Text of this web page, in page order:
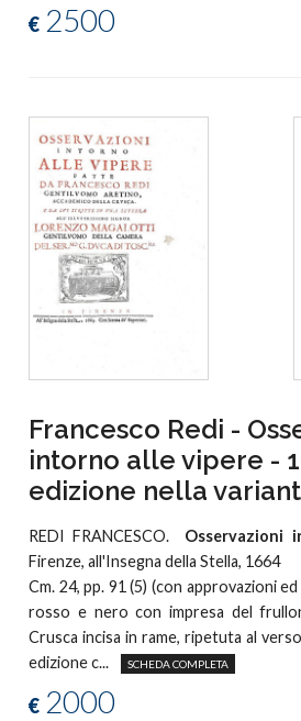
€ 2500
Francesco Redi -
intorno alle vipere -
edizione nella
REDI FRANCESCO. Osservazioni
Firenze, all'Insegna della Stella, 1664
Cm. 24, pp. 91 (5) (con approvazioni
rosso e nero con impresa del
Crusca incisa in rame, ripetuta al
edizione c...
SCHEDA COMPLETA
€ 2000